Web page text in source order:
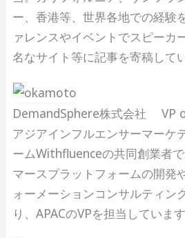
ー、香港等、世界各地での経験
ァレンスやイベントでスピーカ
名なサイト等に記事を寄稿して
DemandSphere株式会社 VP
アジアインフルエンサーマーケ
ームWithfluenceの共同創業者
マースプラットフォームの開発
ォーメーションコンサルティン
り、APACのVPを担当しています